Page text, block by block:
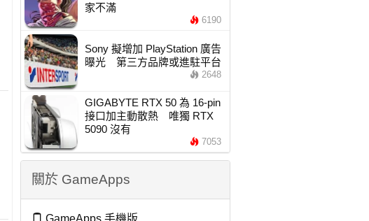
家不滿
6190
Sony 擬增加 PlayStation 廣告
曝光 第三方品牌或進駐平台
2648
GIGABYTE RTX 50 為 16-pin
接口加主動散熱 唯獨 RTX
5090 沒有
7053
關於 GameApps
GameApps 手機版